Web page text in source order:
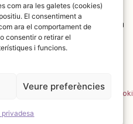
com ara les galetes (cookies)
El consentiment a
ara el comportament de
consentir o retirar el
i funcions.
Veure preferències
Avís legal Política de